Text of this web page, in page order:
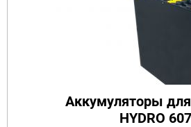
Аккумуляторы для
HYDRO 607